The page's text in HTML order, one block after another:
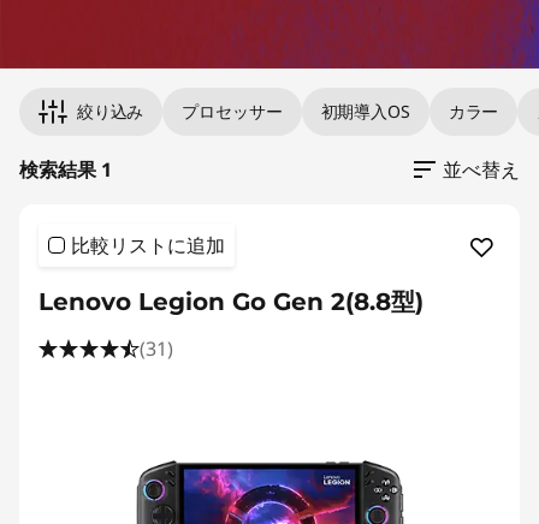
絞り込み プロセッサー 初期導入OS カラー
検索結果 1 並べ替え
比較リストに追加
Lenovo Legion Go Gen 2(8.8型)
(31)